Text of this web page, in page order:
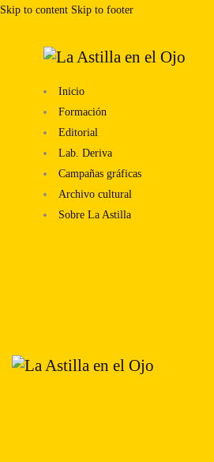
Skip to content Skip to footer
Inicio
Formación
Editorial
Lab. Deriva
Campañas gráficas
Archivo cultural
Sobre La Astilla